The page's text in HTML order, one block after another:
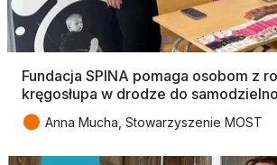
Fundacja SPINA pomaga osobom z
kręgosłupa w drodze do
● Anna Mucha, Stowarzyszenie MOST